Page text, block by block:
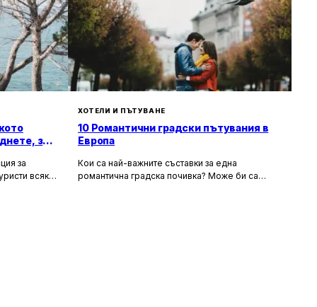
за
за
всяка
ХОТЕЛИ И ПЪТУВАНЕ
10 Романтични градски пътувания в
Европа
Кои са най-важните съставки за една
романтична градска почивка? Може би са